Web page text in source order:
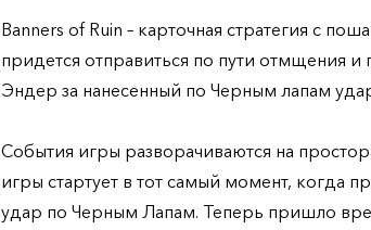
Banners of Ruin – карточная стратегия с
придется отправиться по пути отмщения и
Эндер за нанесенный по Черным лапам
События игры разворачиваются на
игры стартует в тот самый момент, когда
удар по Черным Лапам. Теперь пришло